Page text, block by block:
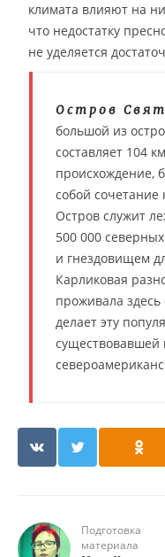
климата влияют на
что недостатку
не уделяется
Остров
большой из
составляет 104
происхождение,
собой
Остров служит
500 000
и гнездовищем
Карликовая
проживала
делает эту
существовавшей
Подготовка
материала